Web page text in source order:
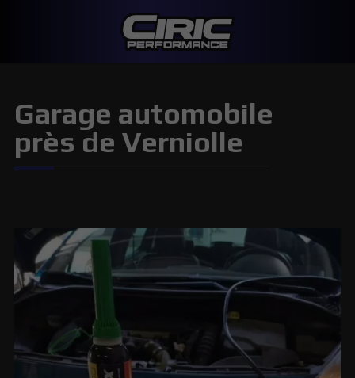
Garage automobile
près de Verniolle